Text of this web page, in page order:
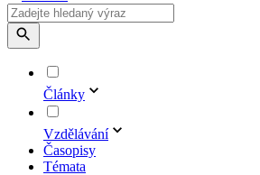
Články
Vzdělávání
Časopisy
Témata